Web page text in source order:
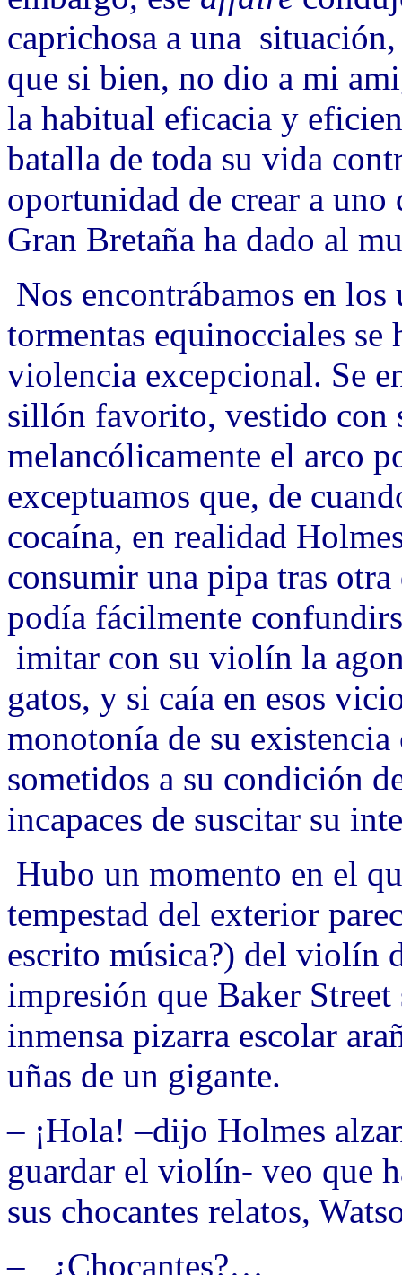
caprichosa a una
que si bien, no dio a mi
la habitual eficacia y
batalla de toda su vida
oportunidad de crear a uno
Gran Bretaña ha dado al
Nos encontrábamos en
tormentas equinocciales se
violencia excepcional. Se
sillón favorito, vestido con
melancólicamente el arco
exceptuamos que, de
cocaína, en realidad
consumir una pipa tras
podía fácilmente
imitar con su violín la
gatos, y si caía en esos
monotonía de su existencia
sometidos a su condición
incapaces de suscitar su
Hubo un momento en el
tempestad del exterior
escrito música?) del violín
impresión que Baker
inmensa pizarra escolar
uñas de un gigante.
– ¡Hola! –dijo Holmes
guardar el violín- veo que
sus chocantes relatos,
– ¿Chocantes?…